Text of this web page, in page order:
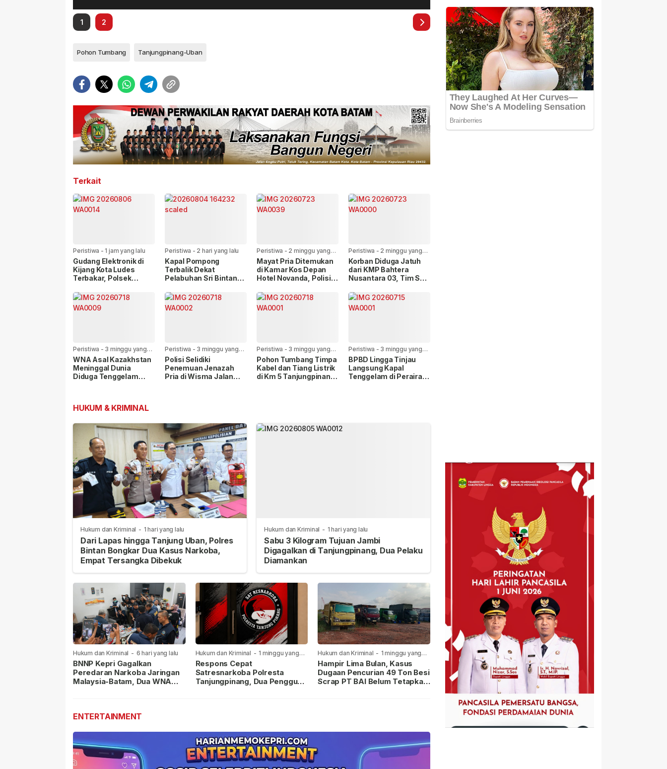
1 2
Pohon Tumbang Tanjungpinang-Uban
Terkait
Peristiwa -1 jam yang lalu
Gudang Elektronik di
Kijang Kota Ludes
Terbakar, Polsek
Lakukan Penanganan
Peristiwa - 2 hari yang lalu
Kapal Pompong
Terbalik Dekat
Pelabuhan Sri Bintan
Selamat
Peristiwa - 2 minggu yang
lalu
Mayat Pria Ditemukan
di Kamar Kos Depan
Hotel Novanda, Polisi
Peristiwa - 2 minggu yang
lalu
Korban Diduga Jatuh
dari KMP Bahtera
Nusantara 03, Tim SAR
Numbing
Peristiwa - 3 minggu yang
lalu
WNA Asal Kazakhstan
Meninggal Dunia
Diduga Tenggelam
Peristiwa - 3 minggu yang
lalu
Polisi Selidiki
Penemuan Jenazah
Pria di Wisma Jalan
Peristiwa - 3 minggu yang
lalu
Pohon Tumbang Timpa
Kabel dan Tiang Listrik
di Km 5 Tanjungpinang,
Peristiwa - 3 minggu yang
lalu
BPBD Lingga Tinjau
Langsung Kapal
Tenggelam di Perairan
HUKUM & KRIMINAL
Hukum dan Kriminal - 1 hari yang lalu
Dari Lapas hingga Tanjung Uban, Polres
Bintan Bongkar Dua Kasus Narkoba,
Empat Tersangka Dibekuk
Hukum dan Kriminal - 1 hari yang lalu
Sabu 3 Kilogram Tujuan Jambi
Digagalkan di Tanjungpinang, Dua Pelaku
Diamankan
Hukum dan Kriminal - 6 hari yang lalu
BNNP Kepri Gagalkan
Peredaran Narkoba Jaringan
Malaysia-Batam, Dua WNA
Hukum dan Kriminal - 1 minggu yang
lalu
Respons Cepat
Satresnarkoba Polresta
Tanjungpinang, Dua Pengguna
Hukum dan Kriminal - 1 minggu yang
lalu
Hampir Lima Bulan, Kasus
Dugaan Pencurian 49 Ton Besi
Scrap PT BAI Belum Tetapkan
ENTERTAINMENT